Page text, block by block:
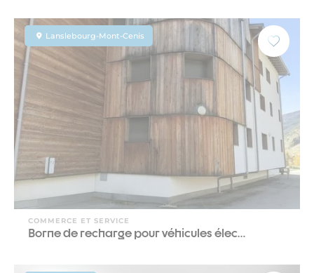
Lanslebourg-Mont-Cenis
COMMERCE ET SERVICE
Borne de recharge pour véhicules élec…